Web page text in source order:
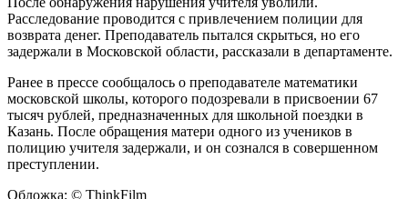
Расследование проводится с привлечением полиции для
возврата денег. Преподаватель пытался скрыться, но его
задержали в Московской области, рассказали в департаменте.
Ранее в прессе сообщалось о преподавателе математики
московской школы, которого подозревали в присвоении 67
тысяч рублей, предназначенных для школьной поездки в
Казань. После обращения матери одного из учеников в
полицию учителя задержали, и он сознался в совершенном
преступлении.
Обложка: © ThinkFilm